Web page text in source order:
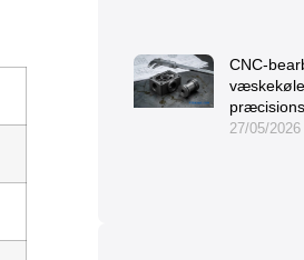
CNC-
27/05/2026